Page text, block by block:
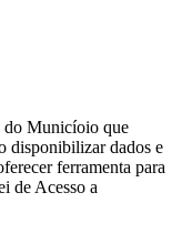
do Municíoio que
disponibilizar dados e
ferramenta para
de Acesso a